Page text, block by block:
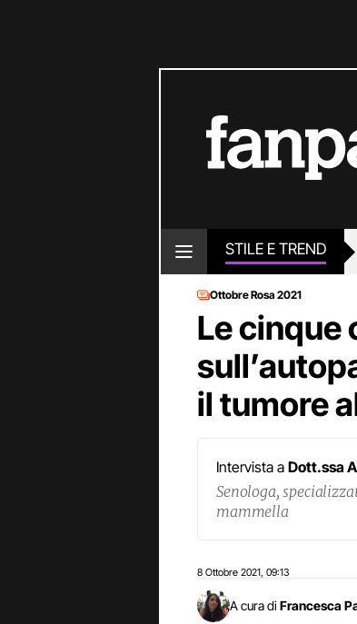
STILE E TREND
Ottobre Rosa 2021
Le cinque
il tumore
Intervista a Dott.ssa
Senologa,
mammella
8 Ottobre 2021 09:13
A cura di Francesca